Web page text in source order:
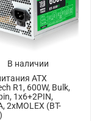
В наличии
ATX
R1, 600W, Bulk,
1x6+2PIN,
2xMOLEX (BT-